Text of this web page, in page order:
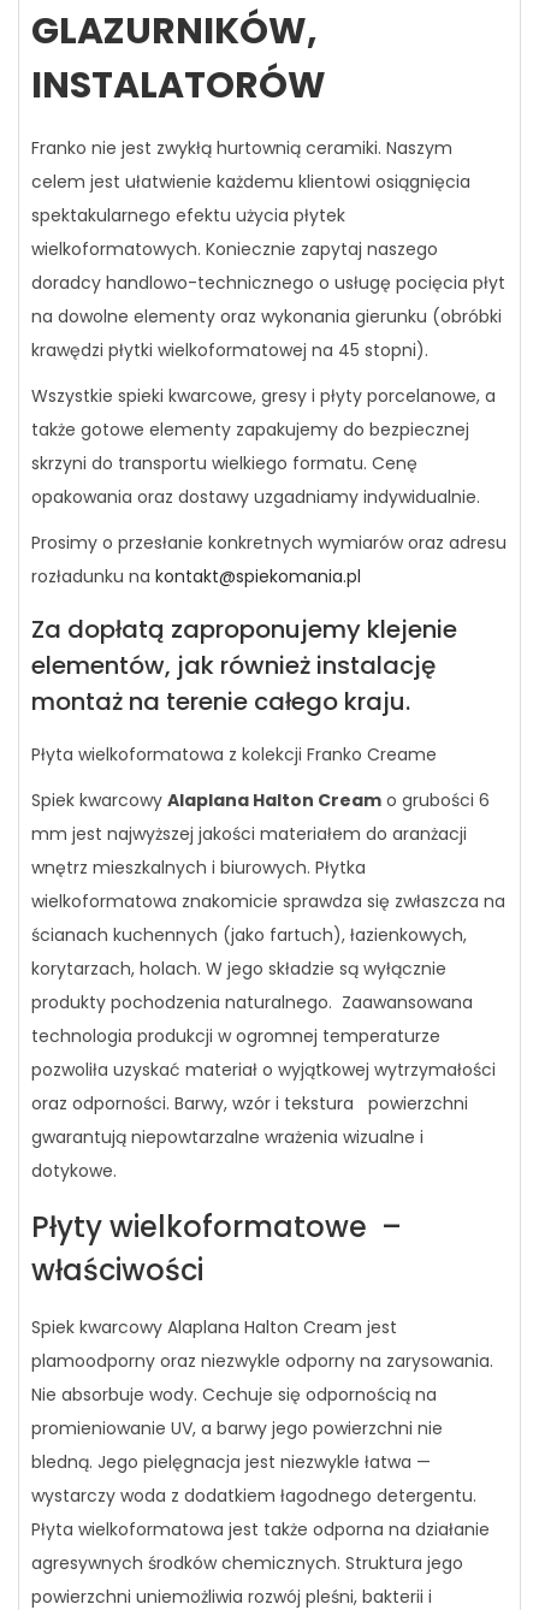
GLAZURNIKÓW,
INSTALATORÓW
Franko nie jest zwykłą hurtownią ceramiki. Naszym
celem jest ułatwienie każdemu klientowi osiągnięcia
spektakularnego efektu użycia płytek
wielkoformatowych. Koniecznie zapytaj naszego
doradcy handlowo-technicznego o usługę pocięcia płyt
na dowolne elementy oraz wykonania gierunku (obróbki
krawędzi płytki wielkoformatowej na 45 stopni).
Wszystkie spieki kwarcowe, gresy i płyty porcelanowe, a
także gotowe elementy zapakujemy do bezpiecznej
skrzyni do transportu wielkiego formatu. Cenę
opakowania oraz dostawy uzgadniamy indywidualnie.
Prosimy o przesłanie konkretnych wymiarów oraz adresu
rozładunku na kontakt@spiekomania.pl
Za dopłatą zaproponujemy klejenie
elementów, jak również instalację
montaż na terenie całego kraju.
Płyta wielkoformatowa z kolekcji Franko Creame
Spiek kwarcowy Alaplana Halton Cream o grubości 6
mm jest najwyższej jakości materiałem do aranżacji
wnętrz mieszkalnych i biurowych. Płytka
wielkoformatowa znakomicie sprawdza się zwłaszcza na
ścianach kuchennych (jako fartuch), łazienkowych,
korytarzach, holach. W jego składzie są wyłącznie
produkty pochodzenia naturalnego. Zaawansowana
technologia produkcji w ogromnej temperaturze
pozwoliła uzyskać materiał o wyjątkowej wytrzymałości
oraz odporności. Barwy, wzór i tekstura powierzchni
gwarantują niepowtarzalne wrażenia wizualne i
dotykowe.
Płyty wielkoformatowe –
właściwości
Spiek kwarcowy Alaplana Halton Cream jest
plamoodporny oraz niezwykle odporny na zarysowania.
Nie absorbuje wody. Cechuje się odpornością na
promieniowanie UV, a barwy jego powierzchni nie
bledną. Jego pielęgnacja jest niezwykle łatwa —
wystarczy woda z dodatkiem łagodnego detergentu.
Płyta wielkoformatowa jest także odporna na działanie
agresywnych środków chemicznych. Struktura jego
powierzchni uniemożliwia rozwój pleśni, bakterii i